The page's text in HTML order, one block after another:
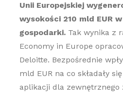
Unii Europejskiej
wysokości 210 mld EUR
gospodarki.Tak wynika z
Economy in Europe
Deloitte. Bezpośrednie
mld EUR na co składały
aplikacji dla zewnętrznego